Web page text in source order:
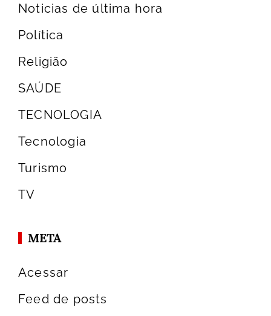
Noticias de última hora
Política
Religião
SAÚDE
TECNOLOGIA
Tecnologia
Turismo
TV
META
Acessar
Feed de posts